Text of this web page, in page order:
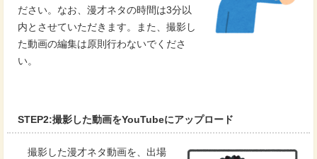
ださい。なお、漫才ネタの時間は3分以
内とさせていただきます。また、撮影し
た動画の編集は原則行わないでくださ
い。
STEP2:撮影した動画をYouTubeにアップロード
撮影した漫才ネタ動画を、出場